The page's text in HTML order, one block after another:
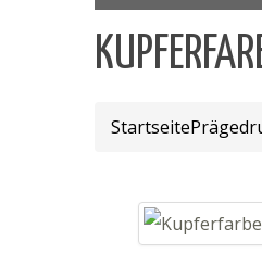
Startseite